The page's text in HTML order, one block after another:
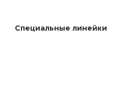
Специальные линейки